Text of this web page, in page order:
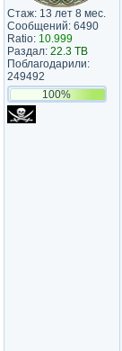
Стаж: 13 лет 8 мес.
Сообщений: 6490
Ratio: 10.999
Раздал: 22.3 TB
Поблагодарили:
249492
100%